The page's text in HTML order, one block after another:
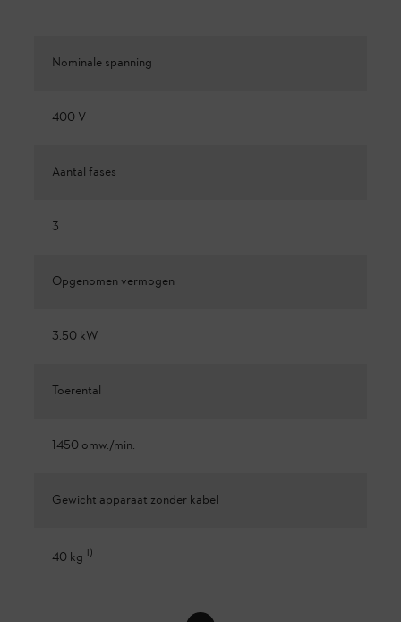
Nominale spanning
400 V
Aantal fases
3
Opgenomen vermogen
3.50 kW
Toerental
1450 omw./min.
Gewicht apparaat zonder kabel
40 kg 1)